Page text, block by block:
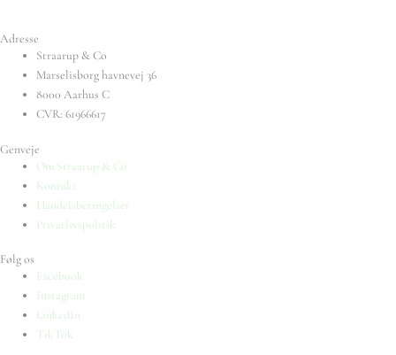
Adresse
Straarup & Co
Marselisborg havnevej 36
8000 Aarhus C
CVR: 61966617
Genveje
Om Straarup & Co
Kontakt
Handelsbetingelser
Privatlivspolitik
Følg os
Facebook
Instagram
LinkedIn
TikTok